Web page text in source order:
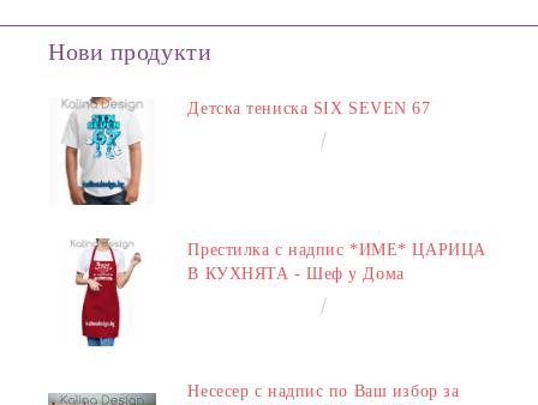
Нови продукти
Детска тениска SIX SEVEN 67
Престилка с надпис *ИМЕ* ЦАРИЦА
В КУХНЯТА - Шеф у Дома
Несесер с надпис по Ваш избор за